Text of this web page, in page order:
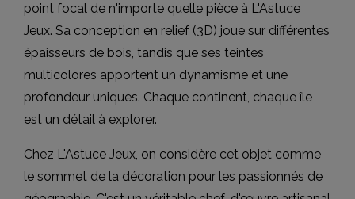
point focal de n'importe quelle pièce à L'Astuce
Jeux. Sa conception en relief (3D) joue sur différentes
épaisseurs de bois, tandis que ses teintes
multicolores apportent un dynamisme et une
profondeur uniques. Chaque continent, chaque île
est un détail à explorer.
Chez L'Astuce Jeux, on considère cet objet comme
le sommet de la décoration pour les passionnés de